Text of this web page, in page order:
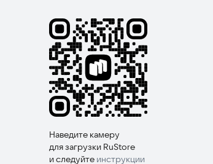
Наведите камеру
для загрузки RuStore
и следуйте инструкции